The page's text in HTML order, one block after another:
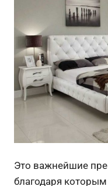
Это важнейшие
благодаря которым